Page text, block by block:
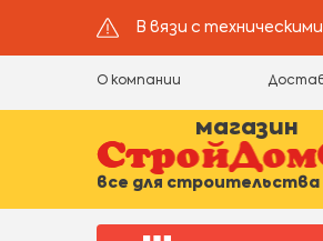
В вязи с
О компании
магазин
все для строительства